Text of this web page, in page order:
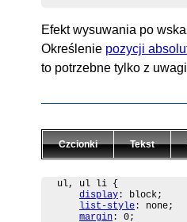
Efekt wysuwania po
Określenie pozycji
to potrzebne tylko z
Czcionki Tekst
ul, ul li {
display : block;
list-style : none;
margin : 0;